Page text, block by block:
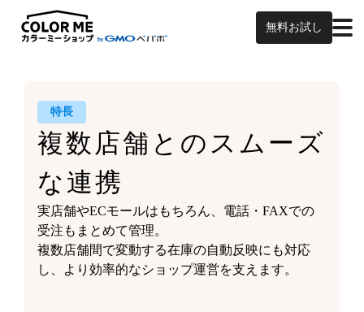
無料お試し
特長
複数店舗との スムーズ
な連携
実店舗やECモールはもちろん、 電話・FAXでの
受注もまとめて管理。
複数店舗間で変動する在庫の自動反映にも対応
し、 より効率的なショップ運営を支えます。